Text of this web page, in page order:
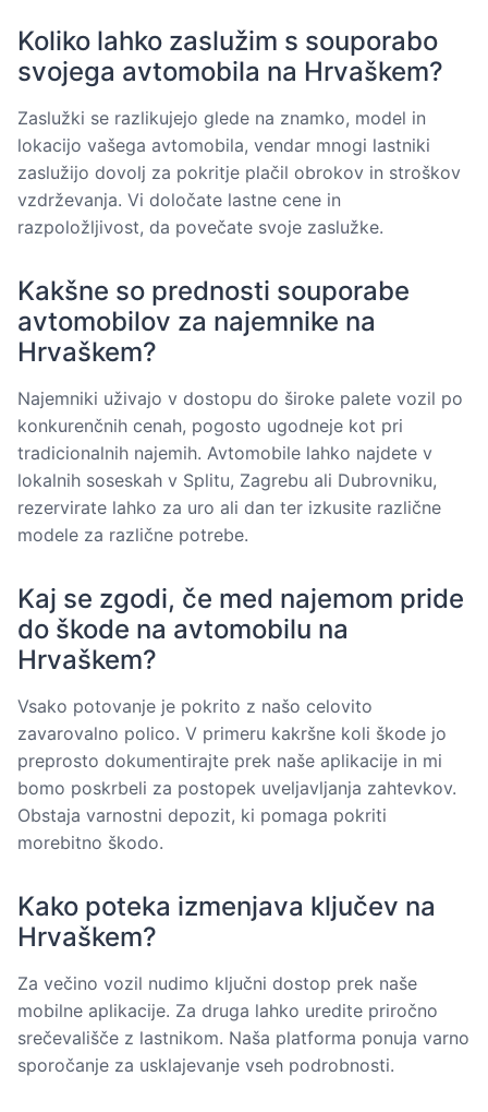
Koliko lahko zaslužim s souporabo
svojega avtomobila na Hrvaškem?
Zaslužki se razlikujejo glede na znamko, model in
lokacijo vašega avtomobila, vendar mnogi lastniki
zaslužijo dovolj za pokritje plačil obrokov in stroškov
vzdrževanja. Vi določate lastne cene in
razpoložljivost, da povečate svoje zaslužke.
Kakšne so prednosti souporabe
avtomobilov za najemnike na
Hrvaškem?
Najemniki uživajo v dostopu do široke palete vozil po
konkurenčnih cenah, pogosto ugodneje kot pri
tradicionalnih najemih. Avtomobile lahko najdete v
lokalnih soseskah v Splitu, Zagrebu ali Dubrovniku,
rezervirate lahko za uro ali dan ter izkusite različne
modele za različne potrebe.
Kaj se zgodi, če med najemom pride
do škode na avtomobilu na
Hrvaškem?
Vsako potovanje je pokrito z našo celovito
zavarovalno polico. V primeru kakršne koli škode jo
preprosto dokumentirajte prek naše aplikacije in mi
bomo poskrbeli za postopek uveljavljanja zahtevkov.
Obstaja varnostni depozit, ki pomaga pokriti
morebitno škodo.
Kako poteka izmenjava ključev na
Hrvaškem?
Za večino vozil nudimo ključni dostop prek naše
mobilne aplikacije. Za druga lahko uredite priročno
srečevališče z lastnikom. Naša platforma ponuja varno
sporočanje za usklajevanje vseh podrobnosti.